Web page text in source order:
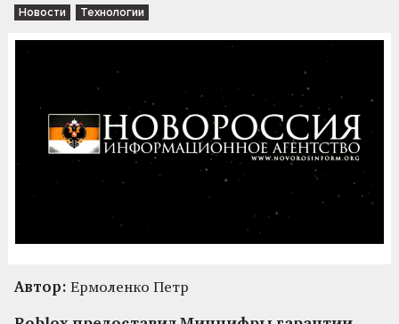
Новости Технологии
Автор: Ермоленко Петр